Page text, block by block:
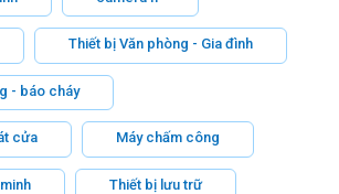
Thiết bị Văn phòng - Gia đình
- báo cháy
cửa Máy chấm công
Thiết bị lưu trữ